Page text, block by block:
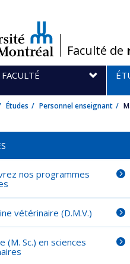
/Faculté de
FACULTÉ
Études Personnel enseignant
nos programmes
vétérinaire (D.M.V.)
(M. Sc.) en sciences